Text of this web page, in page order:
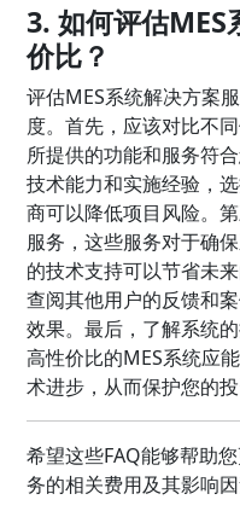
3. 如何评估MES
价比？
评估MES系统解决方案
度。首先，应该对比不
所提供的功能和服务符
技术能力和实施经验，
商可以降低项目风险。
服务，这些服务对于确
的技术支持可以节省未
查阅其他用户的反馈和
效果。最后，了解系统
高性价比的MES系统应
术进步，从而保护您的投
希望这些FAQ能够帮助
务的相关费用及其影响因